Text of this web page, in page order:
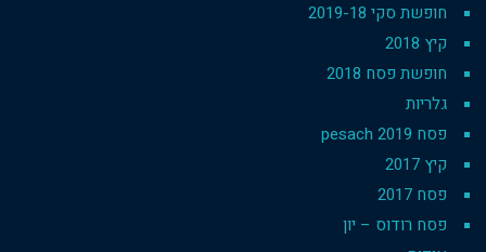
חופשת סקי 2019-18
קיץ 2018
חופשת פסח 2018
גלריות
פסח 2019 pesach
קיץ 2017
פסח 2017
פסח רודוס – יון